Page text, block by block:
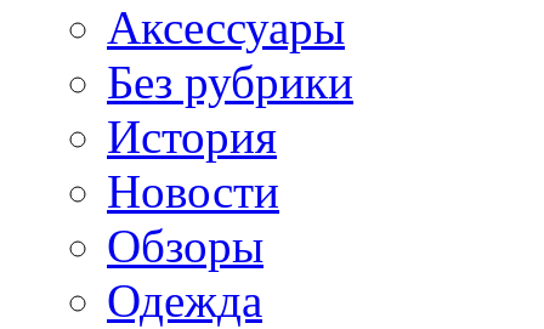
Аксессуары
Без рубрики
История
Новости
Обзоры
Одежда